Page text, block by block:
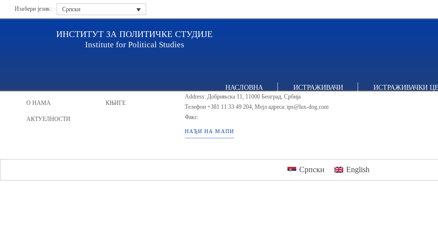
Изабери језик: Српски
ИНСТИТУТ ЗА ПОЛИТИЧКЕ СТУДИЈЕ
Institute for Political Studies
НАСЛОВНА ИСТРАЖИВАЧИ ИСТРАЖИВАЧКИ
О НАМА
АКТУЕЛНОСТИ
КЊИГЕ
ИПС - Институт за политичке студије
Address: Добрињска 11, 11000 Београд, Србија
Телефон +381 11 33 49 204, Мејл адреса: ips@lux-dog.com
Факс:
НАЂИ НА МАПИ
Српски English